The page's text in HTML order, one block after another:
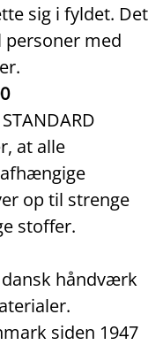
sig i fyldet. Det
personer med
at alle
op til strenge
stoffer.
håndværk
siden 1947